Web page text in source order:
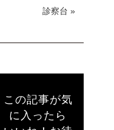
診察台 »
この記事が気
に入ったら